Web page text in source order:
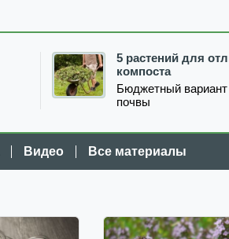
5 растений для
компоста
Бюджетный
почвы
Видео Все материалы